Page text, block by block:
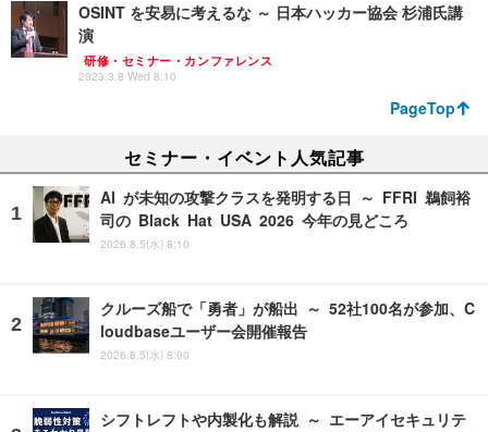
OSINT を安易に考えるな ～ 日本ハッカー協会 杉浦氏講
演
研修・セミナー・カンファレンス
2023.3.8 Wed 8:10
PageTop
セミナー・イベント人気記事
AI が未知の攻撃クラスを発明する日 ～ FFRI 鵜飼裕
司の Black Hat USA 2026 今年の見どころ
2026.8.5(水) 8:10
クルーズ船で「勇者」が船出 ～ 52社100名が参加、C
loudbaseユーザー会開催報告
2026.8.5(水) 8:00
シフトレフトや内製化も解説 ～ エーアイセキュリテ